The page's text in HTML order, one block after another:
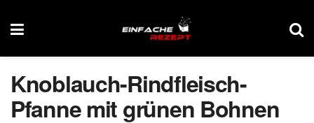
Knoblauch-Rindfleisch-
Pfanne mit grünen Bohnen